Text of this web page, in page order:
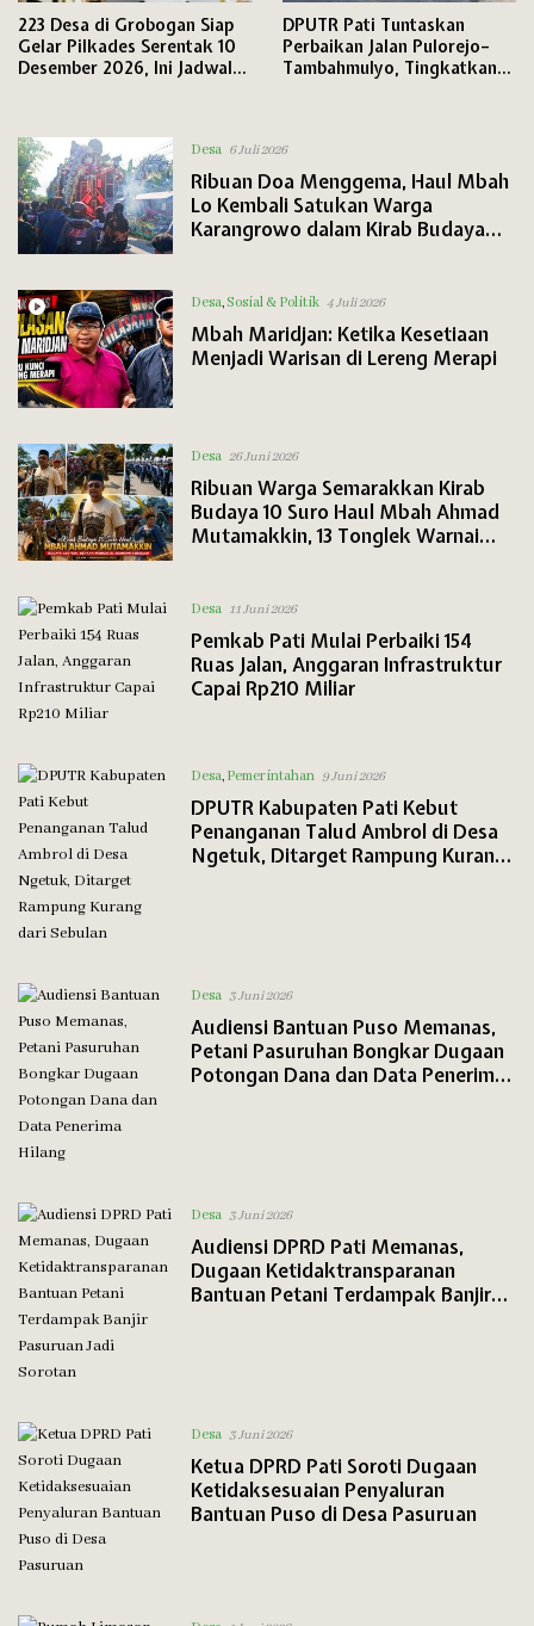
223 Desa di Grobogan Siap
Gelar Pilkades Serentak 10
Desember 2026, Ini Jadwal
DPUTR Pati Tuntaskan
Perbaikan Jalan Pulorejo–
Tambahmulyo, Tingkatkan
Desa 6 Juli 2026
Ribuan Doa Menggema, Haul Mbah
Lo Kembali Satukan Warga
Karangrowo dalam Kirab Budaya
Desa, Sosial & Politik 4 Juli 2026
Mbah Maridjan: Ketika Kesetiaan
Menjadi Warisan di Lereng Merapi
Desa 26 Juni 2026
Ribuan Warga Semarakkan Kirab
Budaya 10 Suro Haul Mbah Ahmad
Mutamakkin, 13 Tonglek Warnai
Desa 11 Juni 2026
Pemkab Pati Mulai Perbaiki 154
Ruas Jalan, Anggaran Infrastruktur
Capai Rp210 Miliar
Desa, Pemerintahan 9 Juni 2026
DPUTR Kabupaten Pati Kebut
Penanganan Talud Ambrol di Desa
Ngetuk, Ditarget Rampung Kurang
Desa 3 Juni 2026
Audiensi Bantuan Puso Memanas,
Petani Pasuruhan Bongkar Dugaan
Potongan Dana dan Data Penerima
Desa 3 Juni 2026
Audiensi DPRD Pati Memanas,
Dugaan Ketidaktransparanan
Bantuan Petani Terdampak Banjir
Desa 3 Juni 2026
Ketua DPRD Pati Soroti Dugaan
Ketidaksesuaian Penyaluran
Bantuan Puso di Desa Pasuruan